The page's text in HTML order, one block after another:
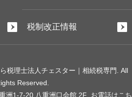
税制改正情報
税理士法人チェスター｜相続税専門. All
Reserved.
洲1-7-20 八重洲口会館 2F お電話はこち